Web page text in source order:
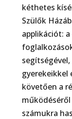
kéthetes
Szülők
applikációt:
gyerekeikkel
követően a
számukra